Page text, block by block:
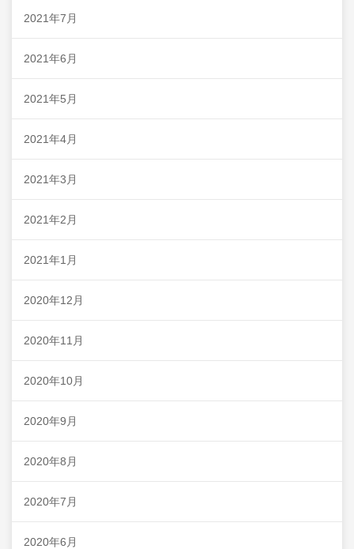
2021年7月
2021年6月
2021年5月
2021年4月
2021年3月
2021年2月
2021年1月
2020年12月
2020年11月
2020年10月
2020年9月
2020年8月
2020年7月
2020年6月